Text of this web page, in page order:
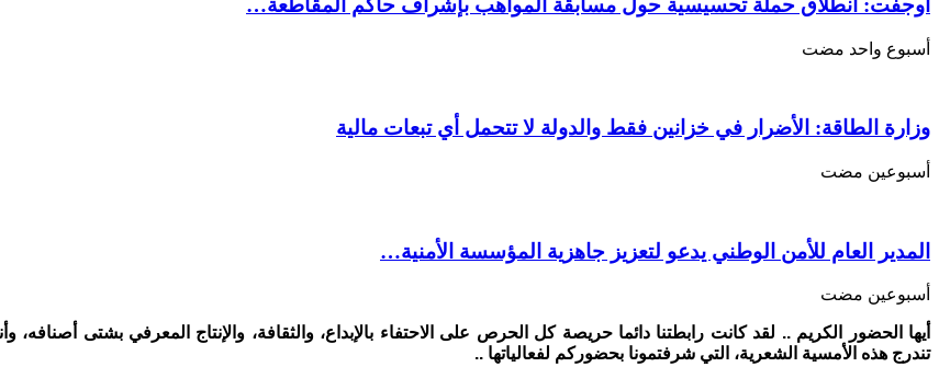
ولد
الهادي
أوجفت: انطلاق حملة تحسيسية حول مسابقة المواهب بإشراف حاكم المقاطعة…
‏أسبوع واحد مضت
وزارة الطاقة: الأضرار في خزانين فقط والدولة لا تتحمل أي تبعات مالية
‏أسبوعين مضت
المدير العام للأمن الوطني يدعو لتعزيز جاهزية المؤسسة الأمنية…
‏أسبوعين مضت
أيها الحضور الكريم .. لقد كانت رابطتنا دائما حريصة كل الحرص على الاحتفاء بالإبداع، والثقافة، والإنتاج المعرفي بشتى أصنافه،
تندرج هذه الأمسية الشعرية، التي شرفتمونا بحضوركم لفعالياتها ..